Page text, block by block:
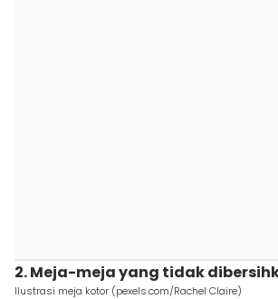
2. Meja-meja yang tidak
Ilustrasi meja kotor (pexels.com/Rachel Claire)